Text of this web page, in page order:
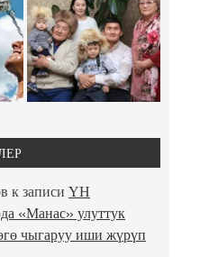
к записи ҮН
«Манас» улуттук
чыгаруу иши жүрүп